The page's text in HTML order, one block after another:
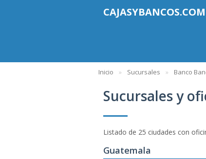
CAJASYBANCOS.COM
Inicio Sucursales Banco
Sucursales y
Listado de 25 ciudades con
Guatemala